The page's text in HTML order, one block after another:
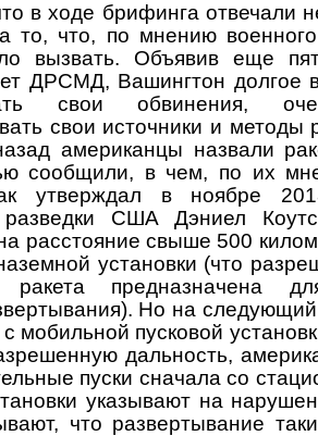
в ходе брифинга отвечали
то, что, по мнению
вызвать. Объявив еще
ДРСМД, Вашингтон долгое
свои обвинения,
свои источники и методы
американцы назвали
сообщили, в чем, по их
утверждал в ноябре
разведки США Дэниел
расстояние свыше 500
установки (что
ракета предназначена
Но на
мобильной пусковой
дальность,
пуски сначала со
указывают на
что развертывание